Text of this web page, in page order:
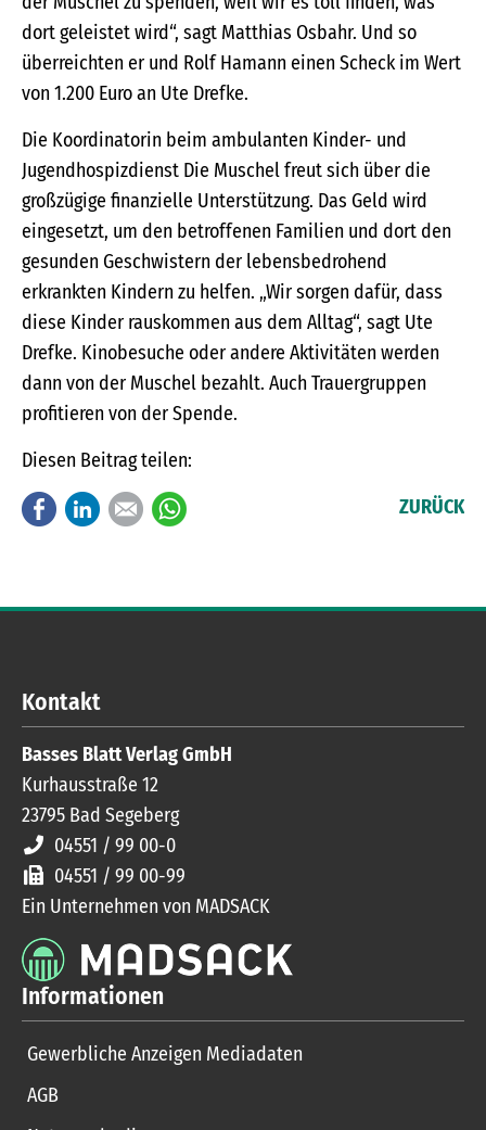
dort geleistet wird“, sagt Matthias Osbahr. Und so
überreichten er und Rolf Hamann einen Scheck im Wert
von 1.200 Euro an Ute Drefke.
Die Koordinatorin beim ambulanten Kinder- und
Jugendhospizdienst Die Muschel freut sich über die
großzügige finanzielle Unterstützung. Das Geld wird
eingesetzt, um den betroffenen Familien und dort den
gesunden Geschwistern der lebensbedrohend
erkrankten Kindern zu helfen. „Wir sorgen dafür, dass
diese Kinder rauskommen aus dem Alltag“, sagt Ute
Drefke. Kinobesuche oder andere Aktivitäten werden
dann von der Muschel bezahlt. Auch Trauergruppen
profitieren von der Spende.
Diesen Beitrag teilen:
FacebookLinkedInE-mail ZURÜCK
Kontakt
Basses Blatt Verlag GmbH
Kurhausstraße 12
23795 Bad Segeberg
04551 / 99 00-0
04551 / 99 00-99
Ein Unternehmen von MADSACK
Informationen
Gewerbliche Anzeigen Mediadaten
AGB